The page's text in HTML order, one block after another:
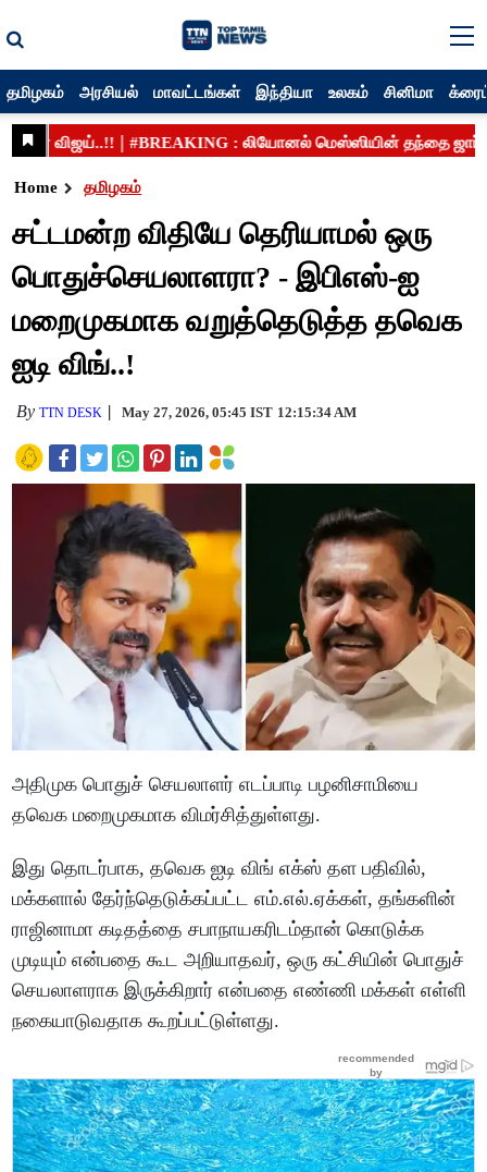
தமிழகம் அரசியல் மாவட்டங்கள் இந்தியா உலகம் சினிமா
Home தமிழகம்
சட்டமன்ற விதியே தெரியாமல் ஒரு
பொதுச்செயலாளரா? - இபிஎஸ்-ஐ
மறைமுகமாக வறுத்தெடுத்த தவெக
ஐடி விங்..!
ByTTN DESK May 27, 2026, 05:45 IST 12:15:34 AM
அதிமுக பொதுச் செயலாளர் எடப்பாடி பழனிசாமியை
தவெக மறைமுகமாக விமர்சித்துள்ளது.
இது தொடர்பாக, தவெக ஐடி விங் எக்ஸ் தள பதிவில்,
மக்களால் தேர்ந்தெடுக்கப்பட்ட எம்.எல்.ஏக்கள், தங்களின்
ராஜினாமா கடிதத்தை சபாநாயகரிடம்தான் கொடுக்க
முடியும் என்பதை கூட அறியாதவர், ஒரு கட்சியின் பொதுச்
செயலாளராக இருக்கிறார் என்பதை எண்ணி மக்கள் எள்ளி
நகையாடுவதாக கூறப்பட்டுள்ளது.